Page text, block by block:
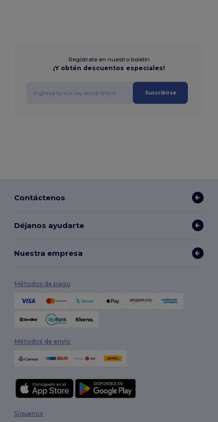
Regístrate en nuestro boletín
¡Y obtén descuentos especiales!
Suscribirse
Contáctenos
Déjanos ayudarte
Nuestra empresa
Métodos de pago
Métodos de envío
Síguenos